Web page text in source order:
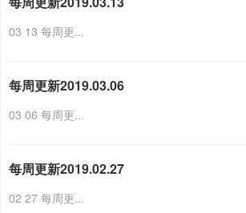
03 13 每周更...
每周更新2019.03.06
03 06 每周更...
每周更新2019.02.27
02 27 每周更...